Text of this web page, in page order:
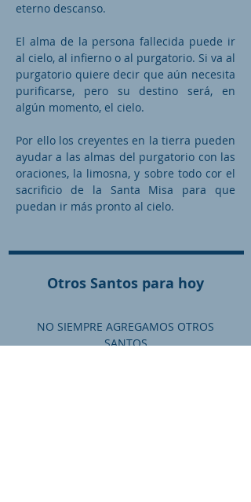
eterno descanso.
El alma de la persona fallecida puede ir
al cielo, al infierno o al purgatorio. Si va al
purgatorio quiere decir que aún necesita
purificarse, pero su destino será, en
algún momento, el cielo.
Por ello los creyentes en la tierra pueden
ayudar a las almas del purgatorio con las
oraciones, la limosna, y sobre todo cor el
sacrificio de la Santa Misa para que
puedan ir más pronto al cielo.
Otros Santos para hoy
NO SIEMPRE AGREGAMOS OTROS
SANTOS